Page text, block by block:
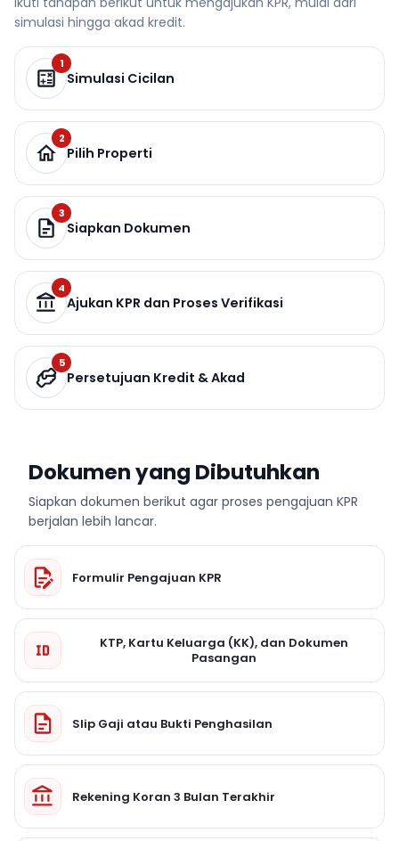
simulasi hingga akad kredit.
1
Simulasi Cicilan
2
Pilih Properti
3
Siapkan Dokumen
4
Ajukan KPR dan Proses Verifikasi
5
Persetujuan Kredit & Akad
Dokumen yang Dibutuhkan
Siapkan dokumen berikut agar proses pengajuan KPR
berjalan lebih lancar.
Formulir Pengajuan KPR
KTP, Kartu Keluarga (KK), dan Dokumen
Pasangan
Slip Gaji atau Bukti Penghasilan
Rekening Koran 3 Bulan Terakhir